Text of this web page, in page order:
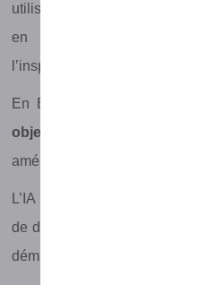
utilisée pour générer des
en page et les
l’inspiration.
En E-mailing, elle peut
objets, les titres et vos
améliore l’
L’IA peut être utilisée pour
de données d’images
démarquer.